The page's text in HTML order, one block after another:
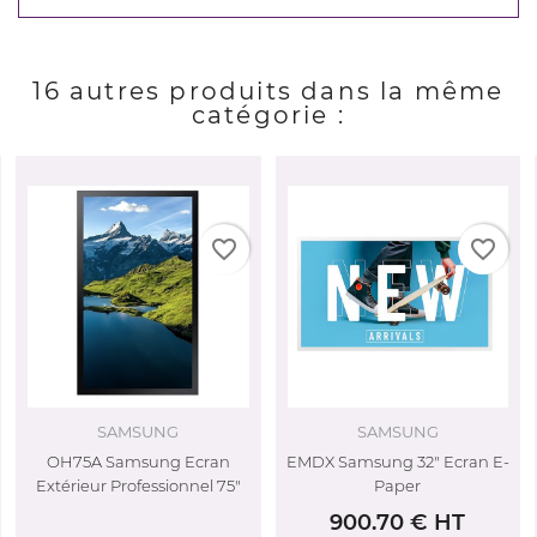
16 autres produits dans la même
catégorie :
SAMSUNG
Samsung Ecran
Professionnel 75"
favorite_border
SAMSUNG
EMDX Samsung 32" Ecran E-
900.70 € HT
favorite_border